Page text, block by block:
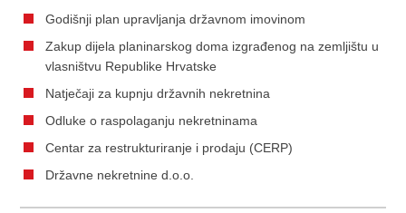
Godišnji plan upravljanja državnom imovinom
Zakup dijela planinarskog doma izgrađenog na zemljištu u
vlasništvu Republike Hrvatske
Natječaji za kupnju državnih nekretnina
Odluke o raspolaganju nekretninama
Centar za restrukturiranje i prodaju (CERP)
Državne nekretnine d.o.o.